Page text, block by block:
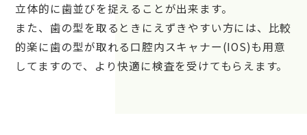
立体的に歯並びを捉えることが出来ます。
また、歯の型を取るときにえずきやすい方には、比較
的楽に歯の型が取れる口腔内スキャナー(IOS)も用意
してますので、より快適に検査を受けてもらえます。